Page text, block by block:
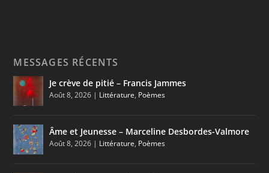
MESSAGES RÉCENTS
Je crève de pitié – Francis Jammes
Août 8, 2026 | Littérature, Poèmes
Âme et Jeunesse – Marceline Desbordes-Valmore
Août 8, 2026 | Littérature, Poèmes